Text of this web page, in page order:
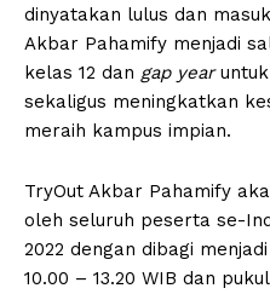
dinyatakan lulus dan
Akbar Pahamify menjadi
kelas 12 dan gap year
sekaligus meningkatkan
meraih kampus impian.
TryOut Akbar Pahamify
oleh seluruh peserta se-
2022 dengan dibagi
10.00 – 13.20 WIB dan